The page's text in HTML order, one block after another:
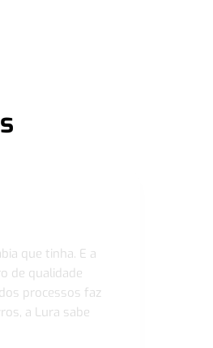
que tinha. E a
de qualidade
processos faz
a Lura sabe